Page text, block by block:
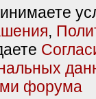
,
форума